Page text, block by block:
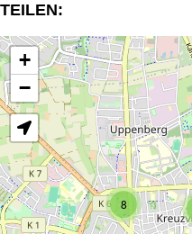
TEILEN:
8
+
−